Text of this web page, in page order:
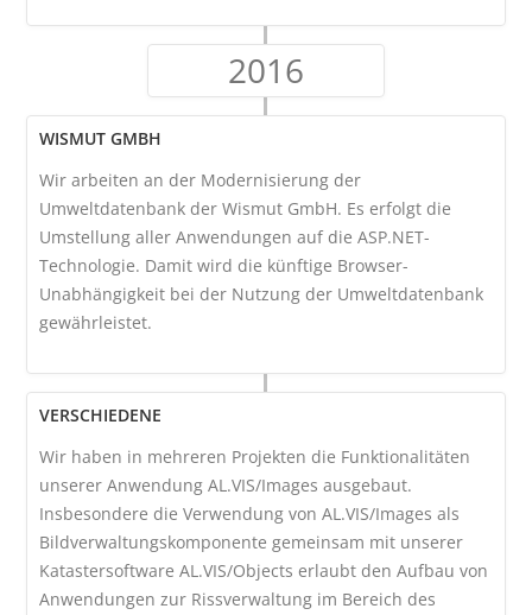
2016
WISMUT GMBH
Wir arbeiten an der Modernisierung der
Umweltdatenbank der Wismut GmbH. Es erfolgt die
Umstellung aller Anwendungen auf die ASP.NET-
Technologie. Damit wird die künftige Browser-
Unabhängigkeit bei der Nutzung der Umweltdatenbank
gewährleistet.
VERSCHIEDENE
Wir haben in mehreren Projekten die Funktionalitäten
unserer Anwendung AL.VIS/Images ausgebaut.
Insbesondere die Verwendung von AL.VIS/Images als
Bildverwaltungskomponente gemeinsam mit unserer
Katastersoftware AL.VIS/Objects erlaubt den Aufbau von
Anwendungen zur Rissverwaltung im Bereich des